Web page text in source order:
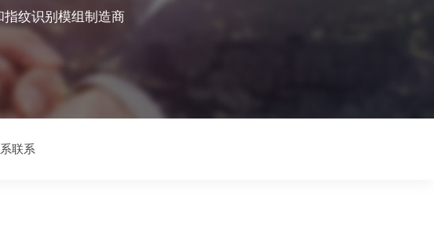
带手势识别音量按键模... 超声波指纹贴屏模组
超声波指纹模组
纹识别模组制造商
联系